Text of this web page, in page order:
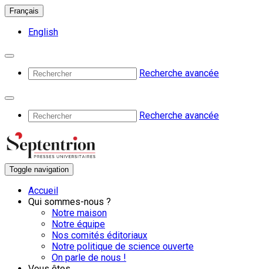
Français
English
Recherche avancée
Recherche avancée
Toggle navigation
Accueil
Qui sommes-nous ?
Notre maison
Notre équipe
Nos comités éditoriaux
Notre politique de science ouverte
On parle de nous !